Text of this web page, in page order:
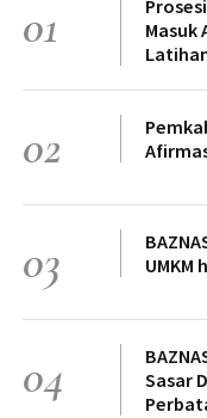
01
Masuk
02
03
04
Sasar